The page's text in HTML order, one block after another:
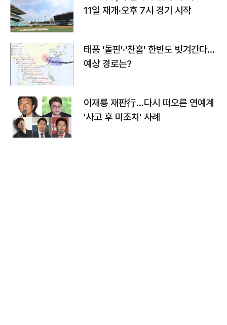
11일 재개·오후 7시 경기 시작
태풍 '돌핀'·'찬홈' 한반도 빗겨간다…
예상 경로는?
이재룡 재판行…다시 떠오른 연예계
'사고 후 미조치' 사례